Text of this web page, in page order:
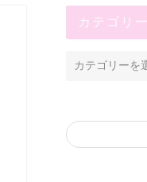
カテゴリー